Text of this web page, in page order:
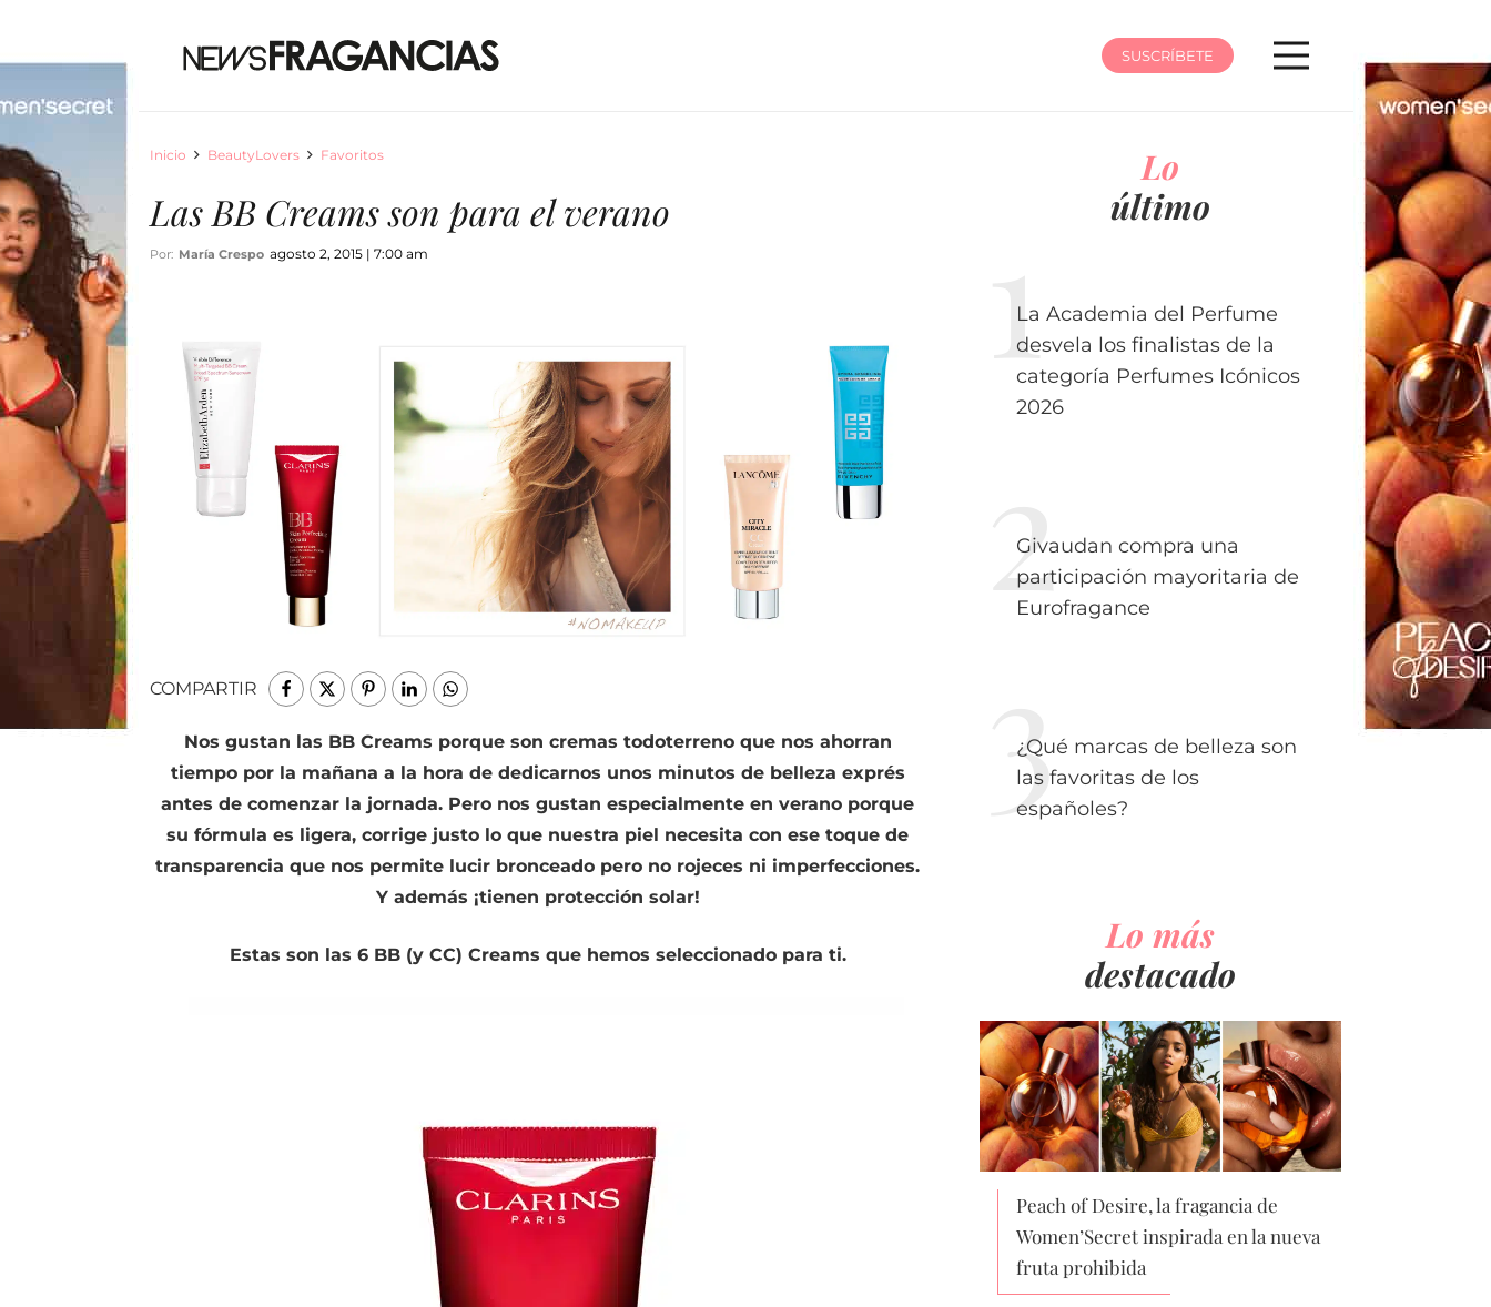
SUSCRÍBETE
Inicio BeautyLovers Favoritos
Las BB Creams son para el verano
Por: María Crespo agosto 2, 2015 | 7:00 am
COMPARTIR
Nos gustan las BB Creams porque son cremas todoterreno que nos ahorran
tiempo por la mañana a la hora de dedicarnos unos minutos de belleza exprés
antes de comenzar la jornada. Pero nos gustan especialmente en verano porque
su fórmula es ligera, corrige justo lo que nuestra piel necesita con ese toque de
transparencia que nos permite lucir bronceado pero no rojeces ni imperfecciones.
Y además ¡tienen protección solar!
Estas son las 6 BB (y CC) Creams que hemos seleccionado para ti.
Lo
último
La Academia del Perfume
desvela los finalistas de la
categoría Perfumes Icónicos
2026
Givaudan compra una
participación mayoritaria de
Eurofragance
¿Qué marcas de belleza son
las favoritas de los
españoles?
Lo más
destacado
Peach of Desire, la fragancia de
Women’Secret inspirada en la nueva
fruta prohibida